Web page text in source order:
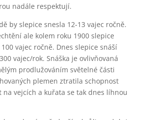
nadále respektují.
by slepice snesla 12-13 vajec ročně.
ale kolem roku 1900 slepice
vajec ročně. Dnes slepice snáší
vajec/rok. Snáška je ovlivňovaná
prodlužováním světelné části
plemen ztratila schopnost
na vejcích a kuřata se tak dnes líhnou